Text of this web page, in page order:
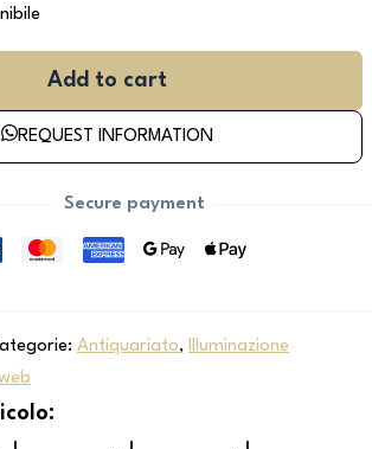
Add to cart
REQUEST INFORMATION
Secure payment
Antiquariato, Illuminazione